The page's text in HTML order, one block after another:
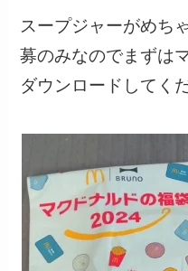
スープジャーがめち
募のみなのでまずは
ダウンロードしてく